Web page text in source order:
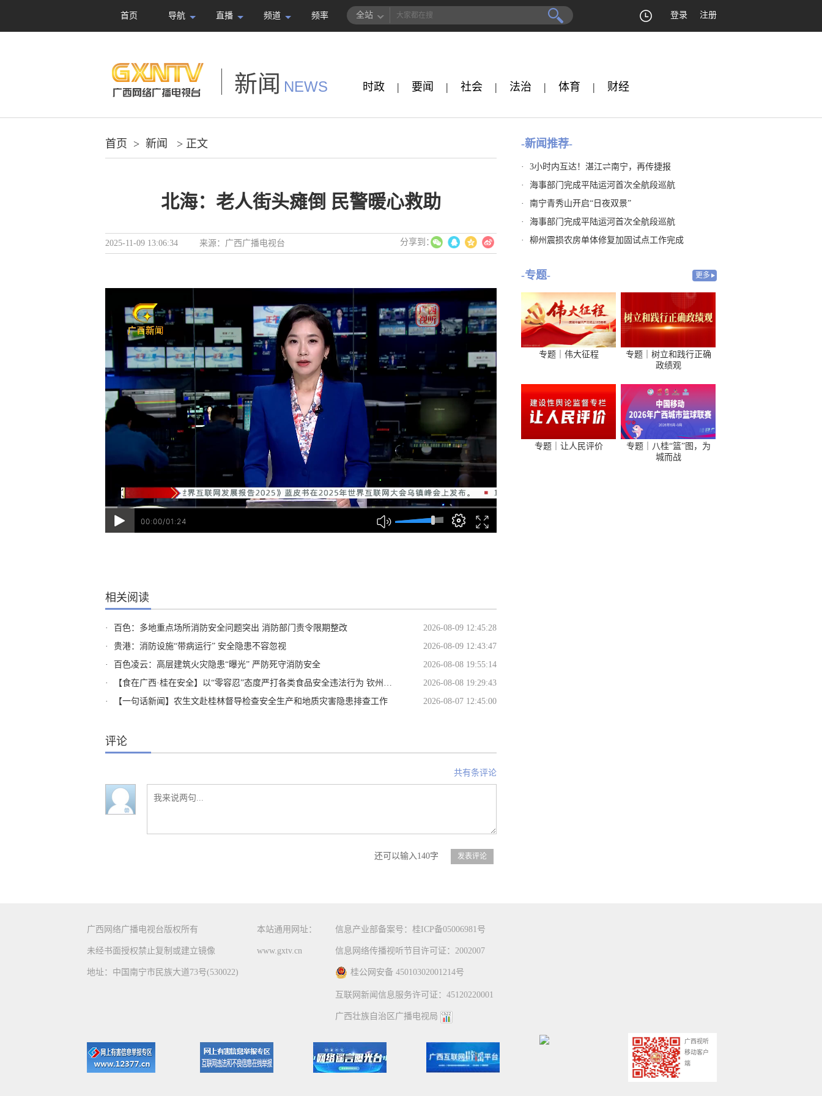
首页 导航 直播 频道 频率 全站 登录 注册
新闻 NEWS 时政 | 要闻 | 社会 | 法治 | 体育 | 财经
首页 > 新闻 > 正文
北海：老人街头瘫倒 民警暖心救助
2025-11-09 13:06:34 来源： 广西广播电视台
00:00/01:24
相关阅读
· 百色：多地重点场所消防安全问题突出 消防部门责令限期整改
2026-08-09 12:45:28
·
贵港：消防设施“带病运行” 安全隐患不容忽视
2026-08-09 12:43:47
·
百色凌云：高层建筑火灾隐患“曝光” 严防死守消防安全
2026-08-08 19:55:14
·
【食在广西·桂在安全】以“零容忍”态度严打各类食品安全违法行为 钦州市开展肉制品安全联合专项检查
2026-08-08 19:29:43
·
【一句话新闻】农生文赴桂林督导检查安全生产和地质灾害隐患排查工作 2026-08-07 12:45:00
评论
共有条评论
还可以输入140字
-新闻推荐-
·
3小时内互达！湛江⇌南宁，再传捷报
·
海事部门完成平陆运河首次全航段巡航
·
南宁青秀山开启“日夜双景”
·
海事部门完成平陆运河首次全航段巡航
·
柳州震损农房单体修复加固试点工作完成
-专题- 更多
专题｜伟大征程
专题｜树立和践行正确
政绩观
专题｜让人民评价
专题｜八桂“篮”图，为
城而战
广西网络广播电视台版权所有
未经书面授权禁止复制或建立镜像
地址：中国南宁市民族大道73号(530022)
本站通用网址：
www.gxtv.cn
信息产业部备案号：桂ICP备05006981号
信息网络传播视听节目许可证：2002007
桂公网安备 45010302001214号
互联网新闻信息服务许可证：45120220001
广西壮族自治区广播电视局
广西视听
移动客户
端